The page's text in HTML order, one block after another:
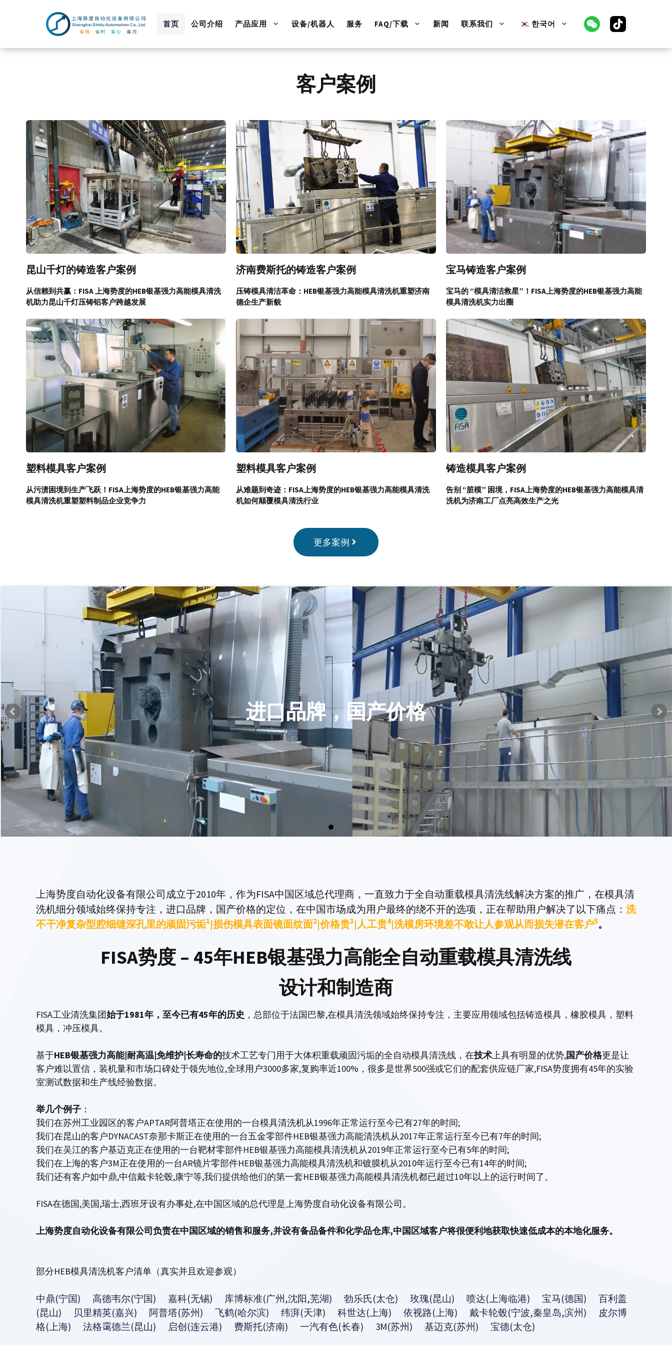
首页 公司介绍 产品应用 设备/机器人 服务 FAQ/下载 新闻 联系我们 한국어
客户案例
昆山千灯的铸造客户案例
从信赖到共赢：FISA 上海势度的HEB银基强力高能模具清洗
机助力昆山千灯压铸铝客户跨越发展
济南费斯托的铸造客户案例
压铸模具清洁革命：HEB银基强力高能模具清洗机重塑济南
德企生产新貌
宝马铸造客户案例
宝马的 “模具清洁救星”！FISA上海势度的HEB银基强力高能
模具清洗机实力出圈
塑料模具客户案例
从污渍困境到生产飞跃！ FISA上海势度的HEB银基强力高能
模具清洗机重塑塑料制品企业竞争力
塑料模具客户案例
从难题到奇迹： FISA上海势度的HEB银基强力高能模具清洗
机如何颠覆模具清洗行业
铸造模具客户案例
告别 “脏模” 困境，FISA上海势度的HEB银基强力高能模具清
洗机为济南工厂点亮高效生产之光
更多案例
进口品牌，国产价格
进口品牌，国产价格
上海势度自动化设备有限公司成立于2010年，作为FISA中国区域总代理商，一直致力于全自动重载模具清洗线解决方案的推广，在模具清
洗机细分领域始终保持专注，进口品牌，国产价格的定位，在中国市场成为用户最终的绕不开的选项，正在帮助用户解决了以下痛点： 洗
不干净复杂型腔细缝深孔里的顽固污垢1|损伤模具表面镜面纹面2|价格贵3|人工贵4|洗模房环境差不敢让人参观从而损失潜在客户5。
FISA势度 – 45年HEB银基强力高能全自动重载模具清洗线
设计和制造商
FISA工业清洗集团始于1981年，至今已有45年的历史 ，总部位于法国巴黎,在模具清洗领域始终保持专注，主要应用领域包括铸造模具，橡胶模具，塑料
模具，冲压模具。
基于HEB银基强力高能|耐高温|免维护|长寿命的技术工艺专门用于大体积重载顽固污垢的全自动模具清洗线，在技术 上具有明显的优势,国产价格更是让
客户难以置信，装机量和市场口碑处于领先地位,全球用户3000多家,复购率近100%，很多是世界500强或它们的配套供应链厂家,FISA势度拥有45年的实验
室测试数据和生产线经验数据。
举几个例子 ：
我们在苏州工业园区的客户APTAR阿普塔正在使用的一台模具清洗机从1996年正常运行至今已有27年的时间;
我们在昆山的客户DYNACAST奈那卡斯正在使用的一台五金零部件HEB银基强力高能清洗机从2017年正常运行至今已有7年的时间;
我们在吴江的客户基迈克正在使用的一台靶材零部件HEB银基强力高能模具清洗机从2019年正常运行至今已有5年的时间;
我们在上海的客户3M正在使用的一台AR镜片零部件HEB银基强力高能模具清洗机和镀膜机从2010年运行至今已有14年的时间;
我们还有客户如中鼎,中信戴卡轮毂,康宁等,我们提供给他们的第一套HEB银基强力高能模具清洗机都已超过10年以上的运行时间了。
FISA在德国,美国,瑞士,西班牙设有办事处,在中国区域的总代理是上海势度自动化设备有限公司。
上海势度自动化设备有限公司负责在中国区域的销售和服务,并设有备品备件和化学品仓库,中国区域客户将很便利地获取快速低成本的本地化服务。
部分HEB模具清洗机客户清单（真实并且欢迎参观）
中鼎(宁国) 高德韦尔(宁国) 嘉科(无锡) 库博标准(广州,沈阳,芜湖) 勃乐氏(太仓) 玫瑰(昆山) 喷达(上海临港) 宝马(德国) 百利盖
(昆山) 贝里精英(嘉兴) 阿普塔(苏州) 飞鹤(哈尔滨) 纬湃(天津) 科世达(上海) 依视路(上海) 戴卡轮毂(宁波,秦皇岛,滨州) 皮尔博
格(上海) 法格霭德兰(昆山) 启创(连云港) 费斯托(济南) 一汽有色(长春) 3M(苏州) 基迈克(苏州) 宝德(太仓)